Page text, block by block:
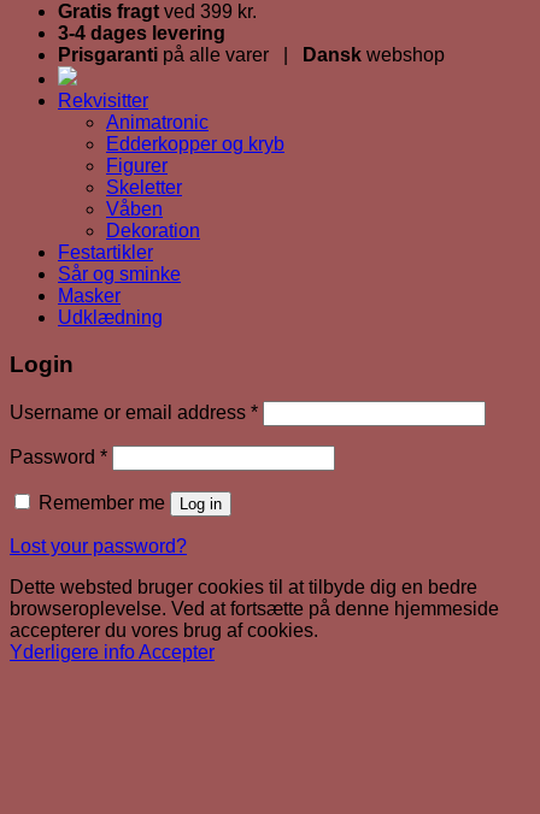
Gratis fragt ved 399 kr.
3-4 dages levering
Prisgaranti på alle varer | Dansk webshop
Rekvisitter
Animatronic
Edderkopper og kryb
Figurer
Skeletter
Våben
Dekoration
Festartikler
Sår og sminke
Masker
Udklædning
Login
Username or email address *Required
Password *Required
Remember me Log in
Lost your password?
Dette websted bruger cookies til at tilbyde dig en bedre
browseroplevelse. Ved at fortsætte på denne hjemmeside
accepterer du vores brug af cookies.
Yderligere infoAccepter